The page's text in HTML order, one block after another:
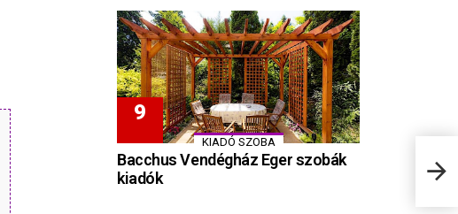
KIADÓ SZOBA
Bacchus Vendégház Eger szobák
kiadók